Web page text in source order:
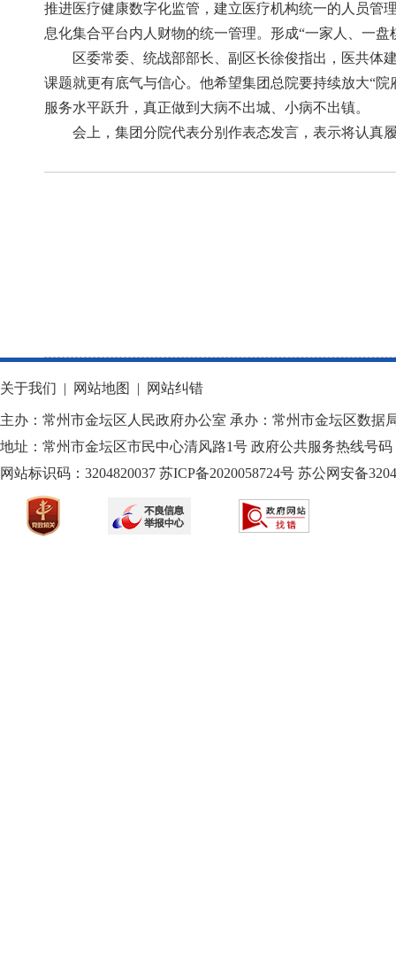
推进医疗健康数字化监管，建立医疗机构统一的人员管
息化集合平台内人财物的统一管理。形成“一家人、一
区委常委、统战部部长、副区长徐俊指出，医共体
课题就更有底气与信心。他希望集团总院要持续放大“
服务水平跃升，真正做到大病不出城、小病不出镇。
会上，集团分院代表分别作表态发言，表示将认真
关于我们 | 网站地图 | 网站纠错
主办：常州市金坛区人民政府办公室 承办：常州市金坛区数据
地址：常州市金坛区市民中心清风路1号 政府公共服务热线号码
网站标识码：3204820037 苏ICP备2020058724号 苏公网安备